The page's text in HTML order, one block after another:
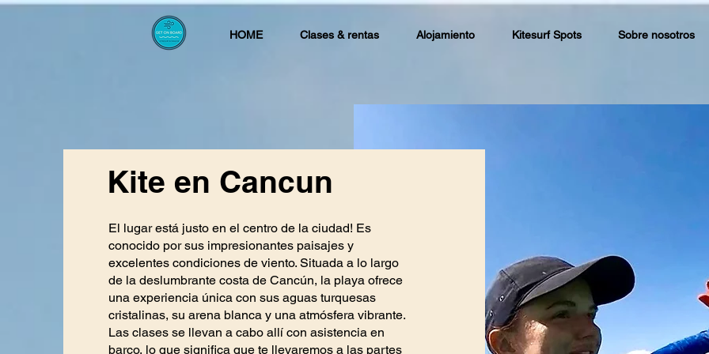
HOME Clases & rentas Alojamiento Kitesurf Spots Sobre nosotros
Kite en Cancun
El lugar está justo en el centro de la ciudad! Es
conocido por sus impresionantes paisajes y
excelentes condiciones de viento. Situada a lo largo
de la deslumbrante costa de Cancún, la playa ofrece
una experiencia única con sus aguas turquesas
cristalinas, su arena blanca y una atmósfera vibrante.
Las clases se llevan a cabo allí con asistencia en
barco, lo que significa que te llevaremos a las partes